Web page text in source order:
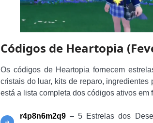
Códigos de Heartopia
Os códigos de Heartopia fornecem
cristais do luar, kits de reparo, ingredientes
está a lista completa dos códigos ativos em
r4p8n6m2q9 – 5 Estrelas dos